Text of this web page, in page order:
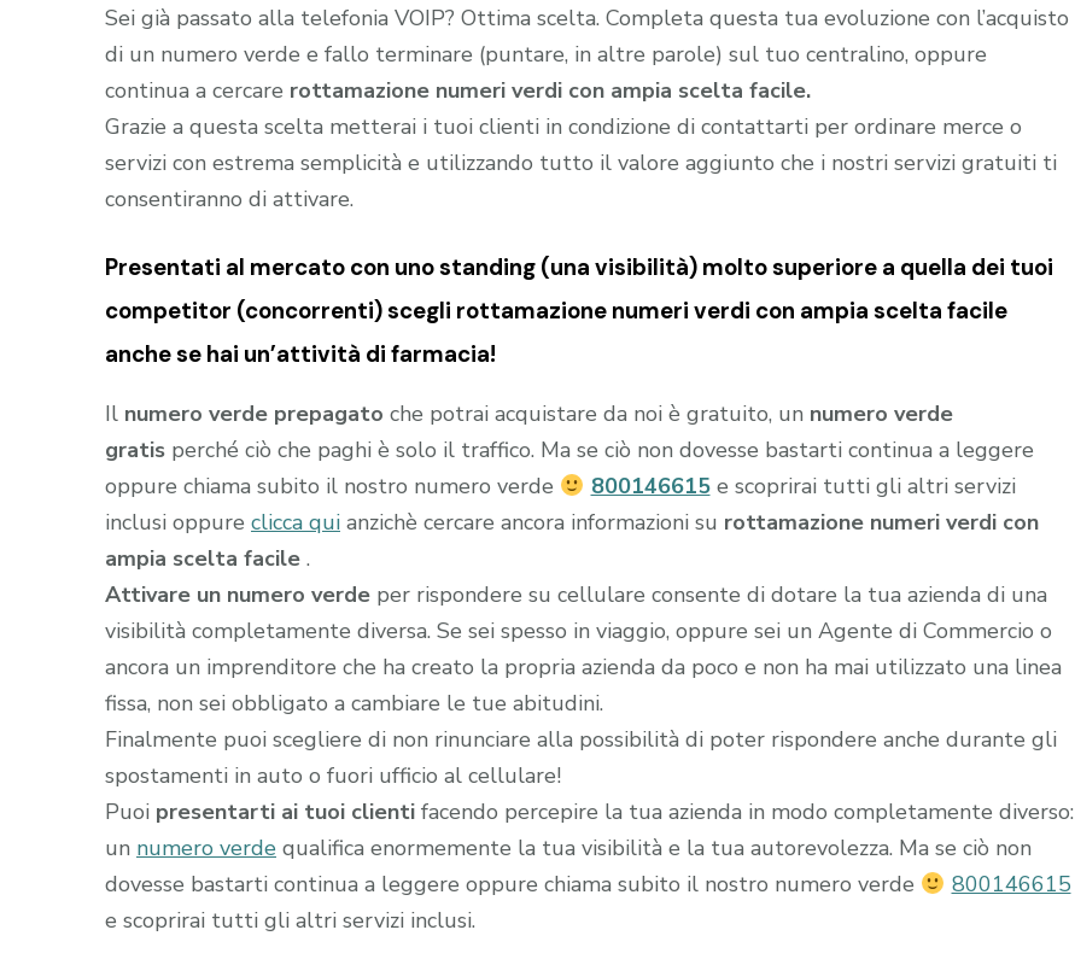
Sei già passato alla telefonia VOIP? Ottima scelta. Completa questa tua evoluzione con l’acquisto
di un numero verde e fallo terminare (puntare, in altre parole) sul tuo centralino, oppure
continua a cercare rottamazione numeri verdi con ampia scelta facile.
Grazie a questa scelta metterai i tuoi clienti in condizione di contattarti per ordinare merce o
servizi con estrema semplicità e utilizzando tutto il valore aggiunto che i nostri servizi gratuiti ti
consentiranno di attivare.
Presentati al mercato con uno standing (una visibilità) molto superiore a quella dei tuoi
competitor (concorrenti) scegli rottamazione numeri verdi con ampia scelta facile
anche se hai un’attività di farmacia!
Il numero verde prepagato che potrai acquistare da noi è gratuito, un numero verde
gratis perché ciò che paghi è solo il traffico. Ma se ciò non dovesse bastarti continua a leggere
oppure chiama subito il nostro numero verde
800146615e scoprirai tutti gli altri servizi
inclusi oppure clicca qui anzichè cercare ancora informazioni su rottamazione numeri verdi con
ampia scelta facile .
Attivare un numero verde per rispondere su cellulare consente di dotare la tua azienda di una
visibilità completamente diversa. Se sei spesso in viaggio, oppure sei un Agente di Commercio o
ancora un imprenditore che ha creato la propria azienda da poco e non ha mai utilizzato una linea
fissa, non sei obbligato a cambiare le tue abitudini.
Finalmente puoi scegliere di non rinunciare alla possibilità di poter rispondere anche durante gli
spostamenti in auto o fuori ufficio al cellulare!
Puoi presentarti ai tuoi clienti facendo percepire la tua azienda in modo completamente diverso:
un numero verde qualifica enormemente la tua visibilità e la tua autorevolezza. Ma se ciò non
dovesse bastarti continua a leggere oppure chiama subito il nostro numero verde
800146615
e scoprirai tutti gli altri servizi inclusi.